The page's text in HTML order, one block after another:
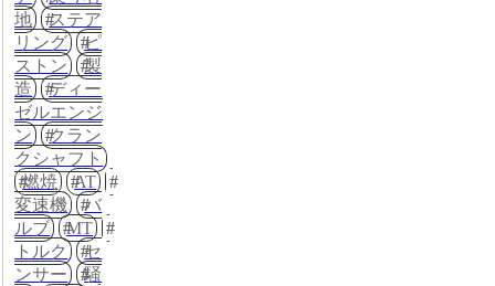
地
ステア
リング
ピ
ストン
製
造
ディー
ゼルエンジ
ン
クラン
クシャフト
燃焼
AT
変速機
バ
ルブ
MT
トルク
セ
ンサー
騒